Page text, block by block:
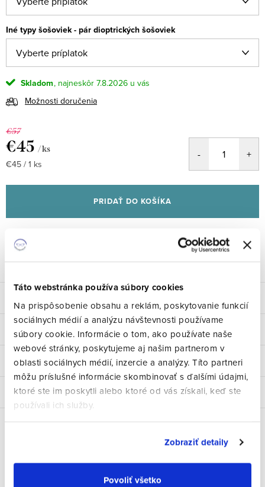
Táto webstránka používa súbory cookies
Na prispôsobenie obsahu a reklám, poskytovanie funkcií
sociálnych médií a analýzu návštevnosti používame
súbory cookie. Informácie o tom, ako používate naše
webové stránky, poskytujeme aj našim partnerom v
oblasti sociálnych médií, inzercie a analýzy. Títo partneri
môžu príslušné informácie skombinovať s ďalšími údajmi,
ktoré ste im poskytli alebo ktoré od vás získali, keď ste
používali ich služby.
Zobraziť detaily
Povoliť všetko
Iné typy šošoviek - pár dioptrických šošoviek
Skladom
7.8.2026
Možnosti doručenia
€57
€45 / ks
Jednotková
€45 / 1 ks
PRIDAŤ DO KOŠÍKA
5485
Parametre produktu
Hodnotenie
Diskusia
Súvisiaci tovar